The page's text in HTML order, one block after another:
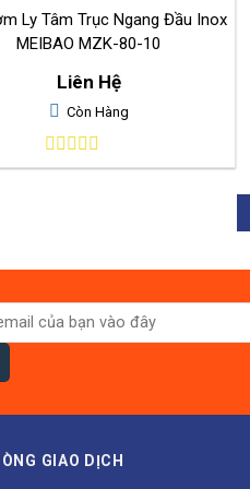
Ly Tâm Trục Ngang Đầu Inox
MEIBAO MZK-80-10
Liên Hệ
Còn Hàng
0
GIAO DỊCH